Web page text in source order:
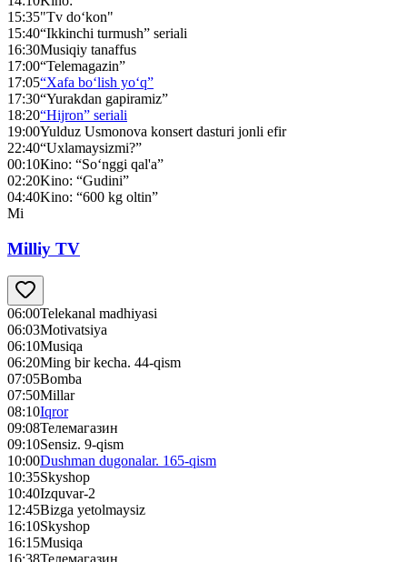
15:35"Tv do‘kon"
15:40“Ikkinchi turmush” seriali
16:30Musiqiy tanaffus
17:00“Telemagazin”
17:05“Xafa bo‘lish yo‘q”
17:30“Yurakdan gapiramiz”
18:20“Hijron” seriali
19:00Yulduz Usmonova konsert dasturi jonli efir
22:40“Uxlamaysizmi?”
00:10Кino: “So‘nggi qal'a”
02:20Kino: “Gudini”
04:40Kino: “600 kg oltin”
Mi
Milliy TV
06:00Telekanal madhiyasi
06:03Motivatsiya
06:10Musiqa
06:20Ming bir kecha. 44-qism
07:05Bomba
07:50Millar
08:10Iqror
09:08Телемагазин
09:10Sensiz. 9-qism
10:00Dushman dugonalar. 165-qism
10:35Skyshop
10:40Izquvar-2
12:45Bizga yetolmaysiz
16:10Skyshop
16:15Musiqa